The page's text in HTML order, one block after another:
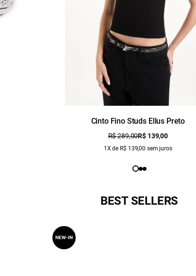
Cinto Fino Studs Ellus Preto
R$ 289,00R$ 139,00
1X de R$ 139,00 sem juros
BEST SELLERS
NEW-IN